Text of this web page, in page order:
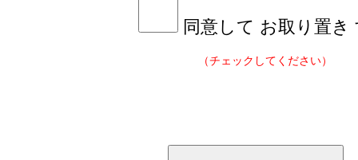
同意して お取り置き
（チェックしてください）